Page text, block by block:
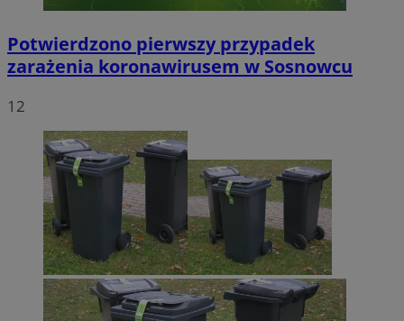
Potwierdzono pierwszy przypadek
zarażenia koronawirusem w Sosnowcu
12